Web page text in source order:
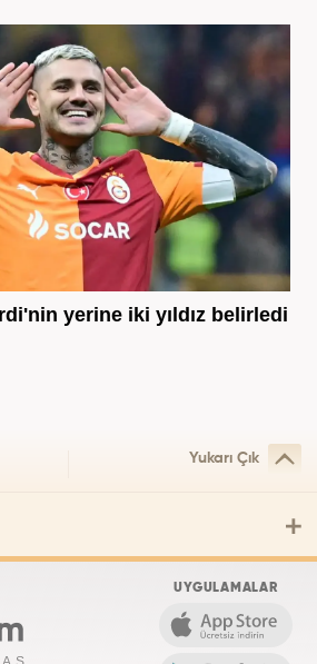
yerine iki yıldız belirledi
Yukarı Çık
UYGULAMALAR